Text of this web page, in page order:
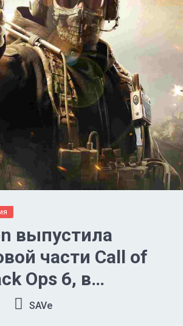
выпустила
части Call of
Ops 6, в
формате
SAVe